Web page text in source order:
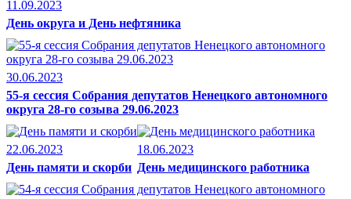
11.09.2023
День округа и День нефтяника
30.06.2023
55-я сессия Собрания депутатов Ненецкого автономного
округа 28-го созыва 29.06.2023
22.06.2023
День памяти и скорби
18.06.2023
День медицинского работника